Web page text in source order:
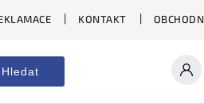
KONTAKT
Hledat